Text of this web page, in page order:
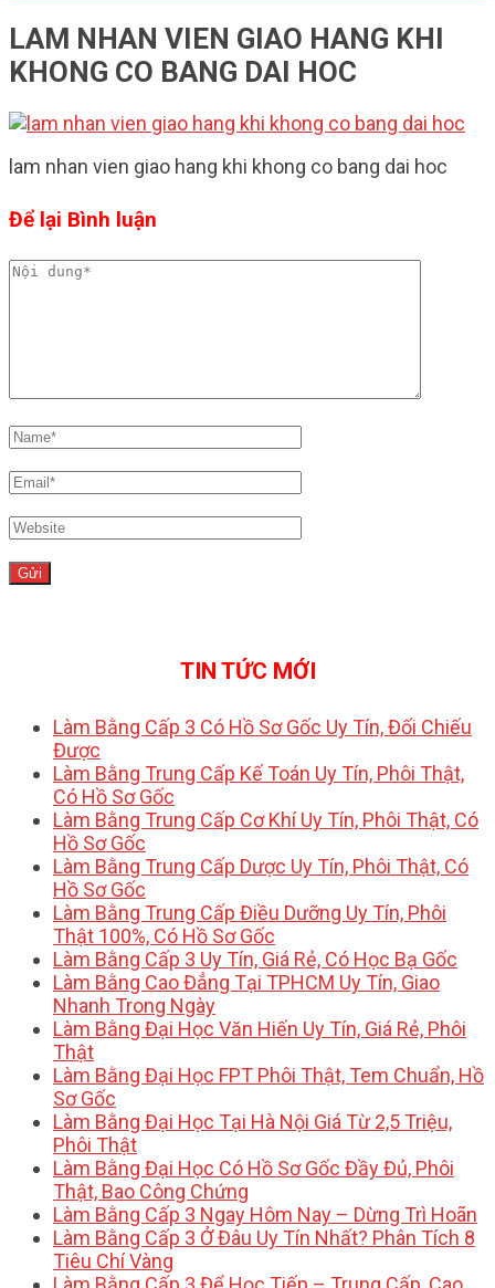
LAM NHAN VIEN GIAO HANG KHI
KHONG CO BANG DAI HOC
lam nhan vien giao hang khi khong co bang dai hoc
Để lại Bình luận
TIN TỨC MỚI
Làm Bằng Cấp 3 Có Hồ Sơ Gốc Uy Tín, Đối Chiếu
Được
Làm Bằng Trung Cấp Kế Toán Uy Tín, Phôi Thật,
Có Hồ Sơ Gốc
Làm Bằng Trung Cấp Cơ Khí Uy Tín, Phôi Thật, Có
Hồ Sơ Gốc
Làm Bằng Trung Cấp Dược Uy Tín, Phôi Thật, Có
Hồ Sơ Gốc
Làm Bằng Trung Cấp Điều Dưỡng Uy Tín, Phôi
Thật 100%, Có Hồ Sơ Gốc
Làm Bằng Cấp 3 Uy Tín, Giá Rẻ, Có Học Bạ Gốc
Làm Bằng Cao Đẳng Tại TPHCM Uy Tín, Giao
Nhanh Trong Ngày
Làm Bằng Đại Học Văn Hiến Uy Tín, Giá Rẻ, Phôi
Thật
Làm Bằng Đại Học FPT Phôi Thật, Tem Chuẩn, Hồ
Sơ Gốc
Làm Bằng Đại Học Tại Hà Nội Giá Từ 2,5 Triệu,
Phôi Thật
Làm Bằng Đại Học Có Hồ Sơ Gốc Đầy Đủ, Phôi
Thật, Bao Công Chứng
Làm Bằng Cấp 3 Ngay Hôm Nay – Dừng Trì Hoãn
Làm Bằng Cấp 3 Ở Đâu Uy Tín Nhất? Phân Tích 8
Tiêu Chí Vàng